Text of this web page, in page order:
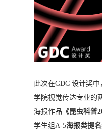
此次在GDC 设计奖
学院视觉传达专业的
海报作品 《昆虫科普
学生组A-5海报类提